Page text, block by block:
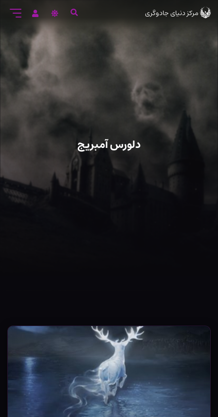
ورود
اصلی
مرکز دنیای جادوگری
دلورس آمبریج